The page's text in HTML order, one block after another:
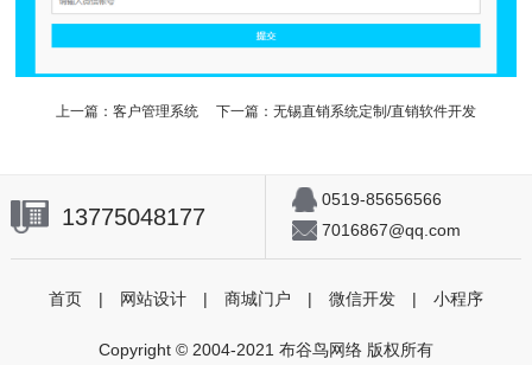
上一篇： 客户管理系统下一篇： 无锡直销系统定制/直销软件开发
13775048177
0519-85656566
7016867@qq.com
首页 | 网站设计 | 商城门户 | 微信开发 | 小程序
Copyright © 2004-2021 布谷鸟网络 版权所有